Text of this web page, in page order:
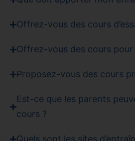
Offrez-vous des cours
Offrez-vous des cours pour
Proposez-vous des cours
Est-ce que les parents
cours ?
Quels sont les sites